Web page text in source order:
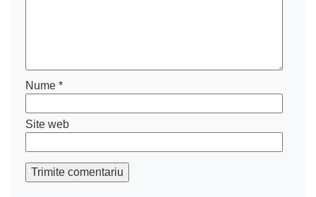
Nume *
Site web
Trimite comentariu